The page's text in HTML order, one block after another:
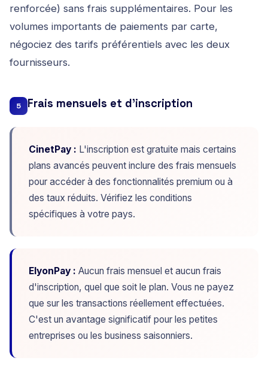
renforcée) sans frais supplémentaires. Pour les
volumes importants de paiements par carte,
négociez des tarifs préférentiels avec les deux
fournisseurs.
5 Frais mensuels et d'inscription
CinetPay : L'inscription est gratuite mais certains
plans avancés peuvent inclure des frais mensuels
pour accéder à des fonctionnalités premium ou à
des taux réduits. Vérifiez les conditions
spécifiques à votre pays.
ElyonPay : Aucun frais mensuel et aucun frais
d'inscription, quel que soit le plan. Vous ne payez
que sur les transactions réellement effectuées.
C'est un avantage significatif pour les petites
entreprises ou les business saisonniers.